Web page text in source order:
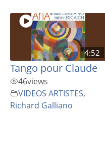
4:52
Tango pour Claude
46views
VIDEOS ARTISTES,
Richard Galliano